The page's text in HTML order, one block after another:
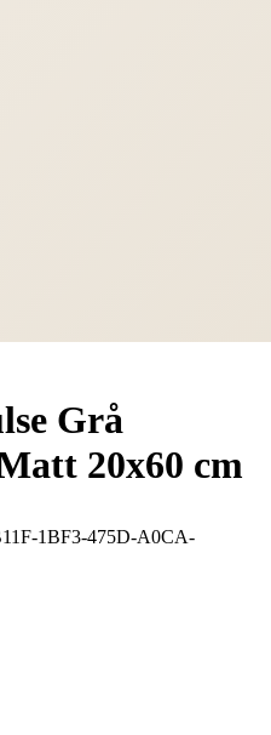
Grå
20x60 cm
1BF3-475D-A0CA-